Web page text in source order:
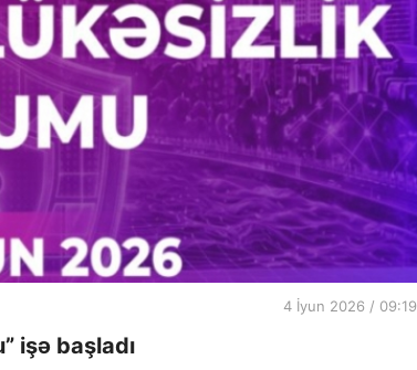
4 İyun 2026 / 09:19
işə başladı